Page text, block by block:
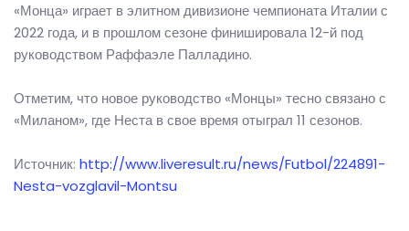
«Монца» играет в элитном дивизионе чемпионата Италии с
2022 года, и в прошлом сезоне финишировала 12-й под
руководством Раффаэле Палладино.
Отметим, что новое руководство «Монцы» тесно связано с
«Миланом», где Неста в свое время отыграл 11 сезонов.
Источник: http://www.liveresult.ru/news/Futbol/224891-
Nesta-vozglavil-Montsu